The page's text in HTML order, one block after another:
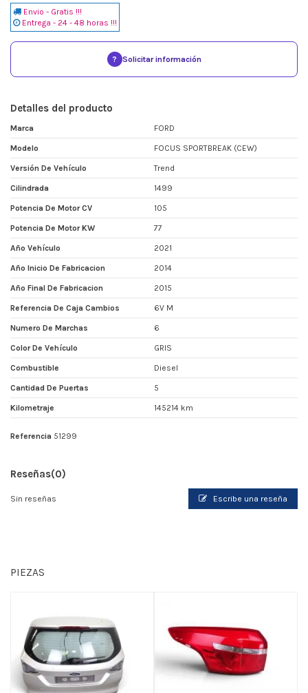
Envio - Gratis !!!
Entrega - 24 - 48 horas !!!
? Solicitar información
Detalles del producto
Marca FORD
Modelo FOCUS SPORTBREAK (CEW)
Versión De Vehículo Trend
Cilindrada 1499
Potencia De Motor CV 105
Potencia De Motor KW 77
Año Vehículo 2021
Año Inicio De Fabricacion 2014
Año Final De Fabricacion 2015
Referencia De Caja Cambios 6V M
Numero De Marchas 6
Color De Vehículo GRIS
Combustible Diesel
Cantidad De Puertas 5
Kilometraje 145214 km
Referencia 51299
Reseñas(0)
Sin reseñas Escribe una reseña
PIEZAS